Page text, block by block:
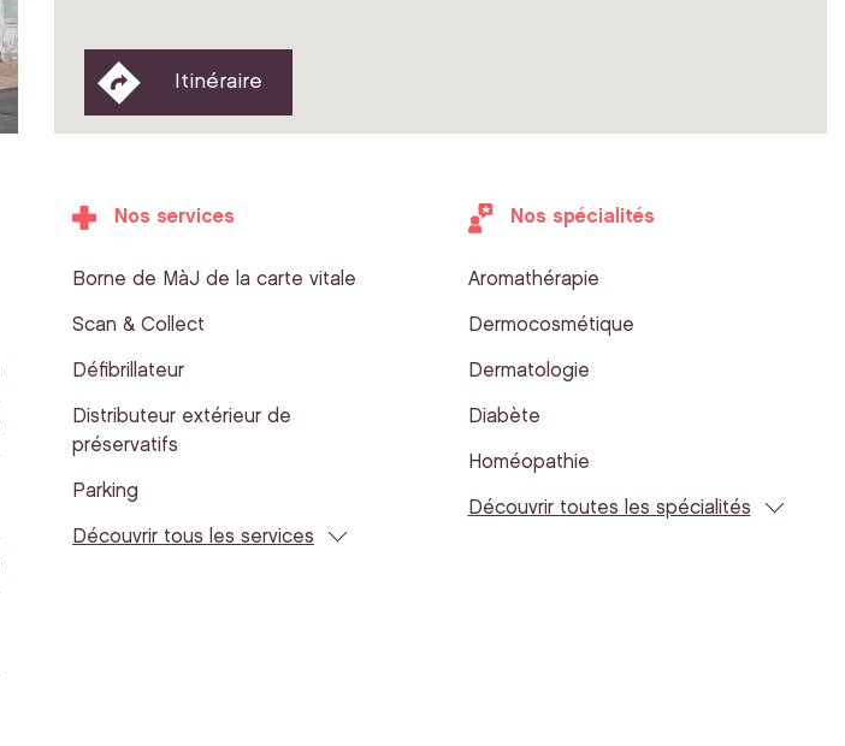
Itinéraire
Nos services
Borne de MàJ de la carte vitale
Scan & Collect
Défibrillateur
Distributeur extérieur de
préservatifs
Parking
Découvrir tous les services
Nos spécialités
Aromathérapie
Dermocosmétique
Dermatologie
Diabète
Homéopathie
Découvrir toutes les spécialités